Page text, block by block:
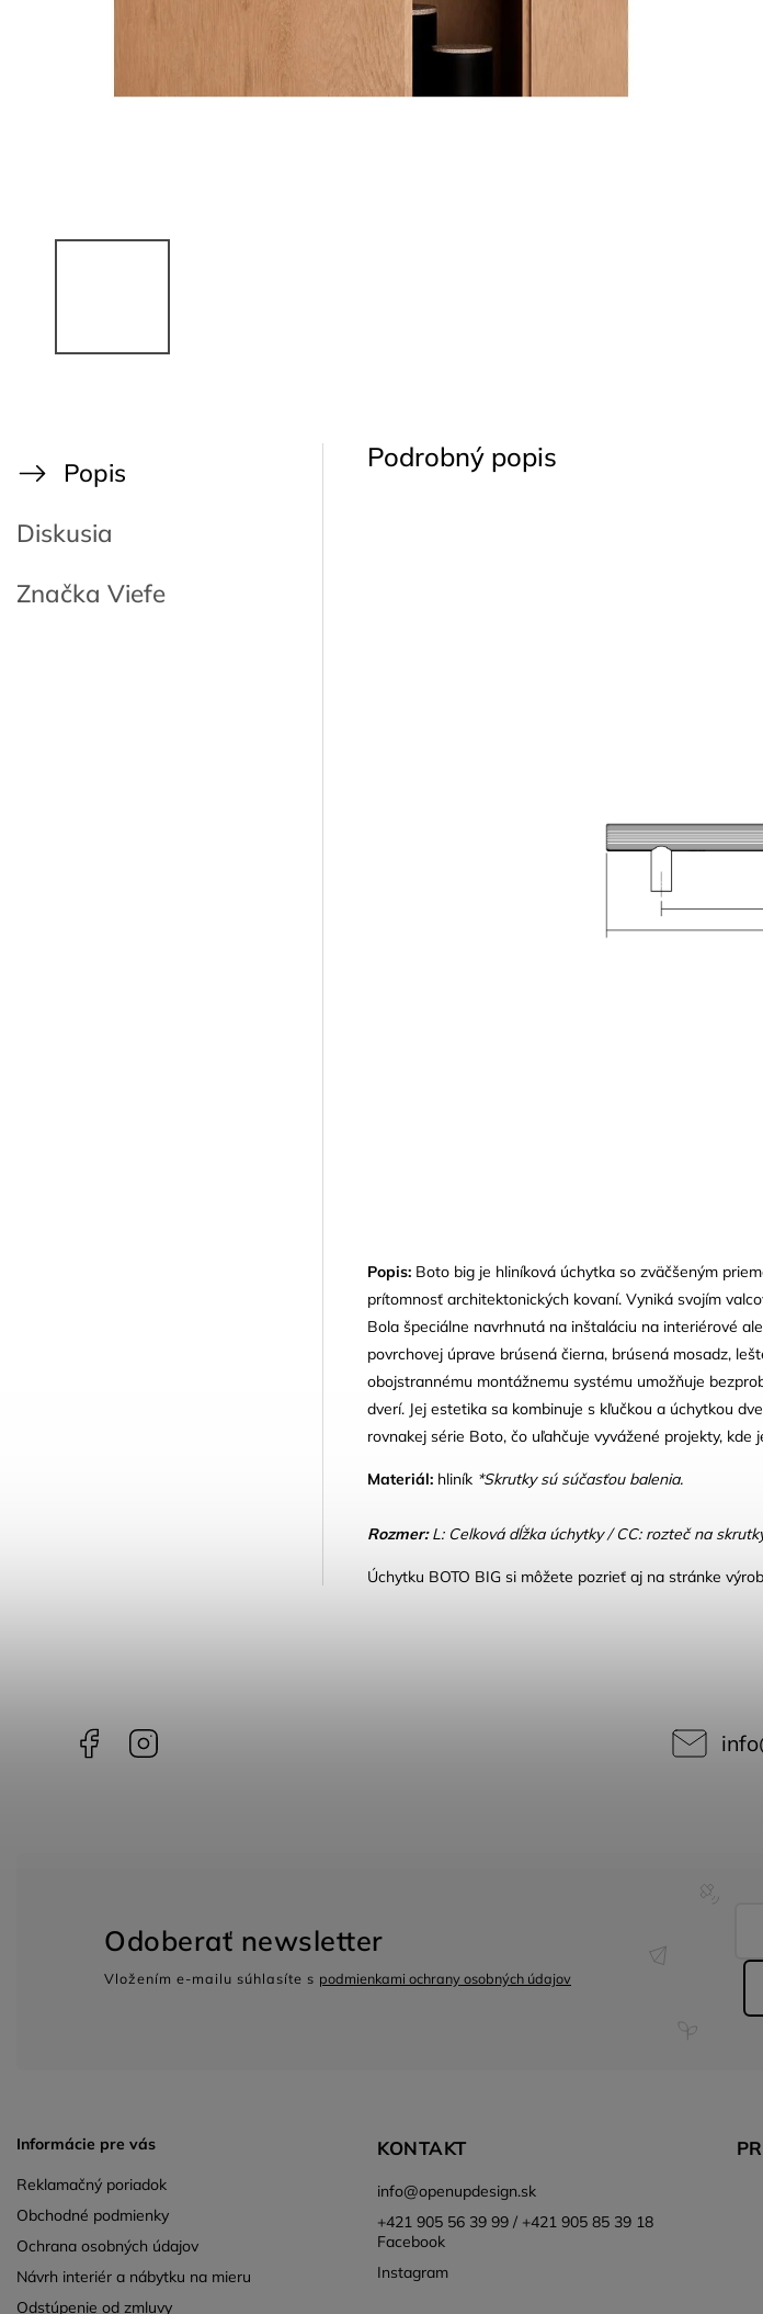
Popis
Diskusia
Značka Viefe
Podrobný popis
Popis: Boto big je hliníková úchytka so zväčšeným
prítomnosť architektonických kovaní. Vyniká svojím
Bola špeciálne navrhnutá na inštaláciu na interiérové
povrchovej úprave brúsená čierna, brúsená mosadz,
obojstrannému montážnemu systému umožňuje
dverí. Jej estetika sa kombinuje s kľučkou a úchytkou
rovnakej série Boto, čo uľahčuje vyvážené projekty, kde
Materiál: hliník *Skrutky sú súčasťou balenia.
Rozmer:L: Celková dĺžka úchytky / CC: rozteč na
Úchytku BOTO BIG si môžete pozrieť aj na stránke
Facebook info
Informácie pre vás
Reklamačný poriadok
Obchodné podmienky
Ochrana osobných údajov
Návrh interiér a nábytku na mieru
Odstúpenie od zmluvy
KONTAKT
info@openupdesign.sk
+421 905 56 39 99 / +421 905 85 39 18
Facebook
Instagram
Odoberať newsletter
Vložením e-mailu súhlasíte s podmienkami ochrany osobných údajov